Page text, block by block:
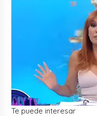
Te puede interesar